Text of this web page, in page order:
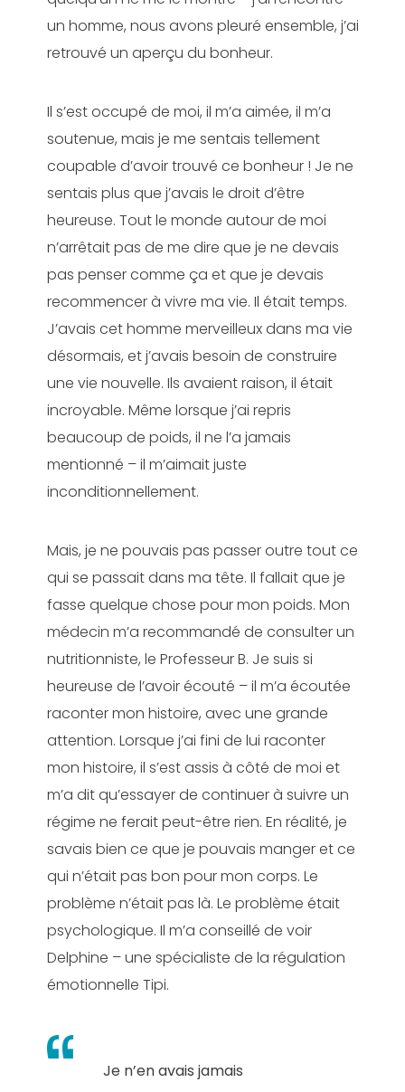
un homme, nous avons pleuré ensemble, j’ai
retrouvé un aperçu du bonheur.
Il s’est occupé de moi, il m’a aimée, il m’a
soutenue, mais je me sentais tellement
coupable d’avoir trouvé ce bonheur ! Je ne
sentais plus que j’avais le droit d’être
heureuse. Tout le monde autour de moi
n’arrêtait pas de me dire que je ne devais
pas penser comme ça et que je devais
recommencer à vivre ma vie. Il était temps.
J’avais cet homme merveilleux dans ma vie
désormais, et j’avais besoin de construire
une vie nouvelle. Ils avaient raison, il était
incroyable. Même lorsque j’ai repris
beaucoup de poids, il ne l’a jamais
mentionné – il m’aimait juste
inconditionnellement.
Mais, je ne pouvais pas passer outre tout ce
qui se passait dans ma tête. Il fallait que je
fasse quelque chose pour mon poids. Mon
médecin m’a recommandé de consulter un
nutritionniste, le Professeur B. Je suis si
heureuse de l’avoir écouté – il m’a écoutée
raconter mon histoire, avec une grande
attention. Lorsque j’ai fini de lui raconter
mon histoire, il s’est assis à côté de moi et
m’a dit qu’essayer de continuer à suivre un
régime ne ferait peut-être rien. En réalité, je
savais bien ce que je pouvais manger et ce
qui n’était pas bon pour mon corps. Le
problème n’était pas là. Le problème était
psychologique. Il m’a conseillé de voir
Delphine – une spécialiste de la régulation
émotionnelle Tipi.
Je n’en avais jamais